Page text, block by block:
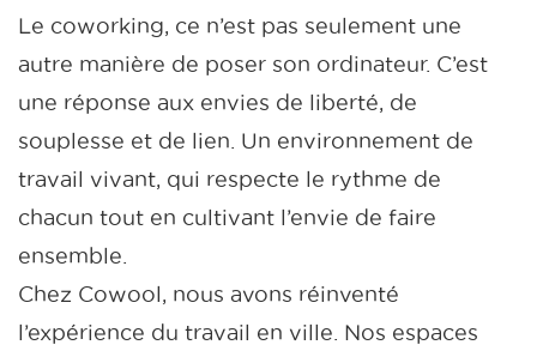
Le coworking, ce n’est pas seulement une
autre manière de poser son ordinateur. C’est
une réponse aux envies de liberté, de
souplesse et de lien. Un environnement de
travail vivant, qui respecte le rythme de
chacun tout en cultivant l’envie de faire
ensemble.
Chez Cowool, nous avons réinventé
l’expérience du travail en ville. Nos espaces